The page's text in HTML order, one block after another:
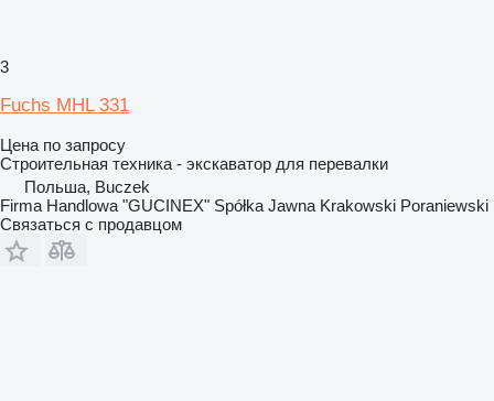
3
Fuchs MHL 331
Цена по запросу
Строительная техника - экскаватор для перевалки
Польша, Buczek
Firma Handlowa "GUCINEX" Spółka Jawna Krakowski Poraniewski
Связаться с продавцом